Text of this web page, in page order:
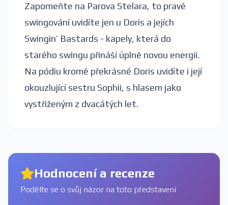
Zapomeňte na Parova Stelara, to pravé
swingování uvidíte jen u Doris a jejích
Swingin’ Bastards - kapely, která do
starého swingu přináší úplně novou energii.
Na pódiu kromě překrásné Doris uvidíte i její
okouzlující sestru Sophii, s hlasem jako
vystřiženým z dvacátých let.
Hodnocení a recenze
Podělte se o svůj názor na toto představení